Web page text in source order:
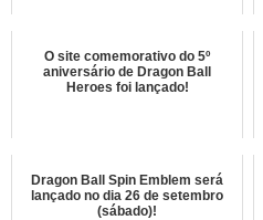
O site comemorativo do 5º
aniversário de Dragon Ball
Heroes foi lançado!
Dragon Ball Spin Emblem será
lançado no dia 26 de setembro
(sábado)!